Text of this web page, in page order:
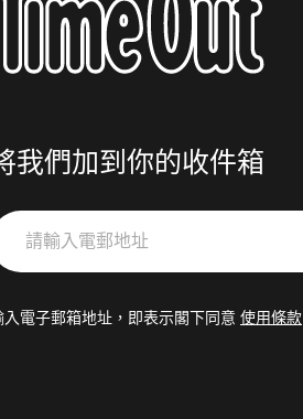
我們加到你的收件箱
入電子郵箱地址，即表示閣下同意 使用條款